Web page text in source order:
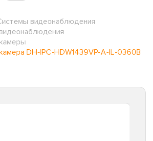
видеонаблюдения
DH-IPC-HDW1439VP-A-IL-0360B